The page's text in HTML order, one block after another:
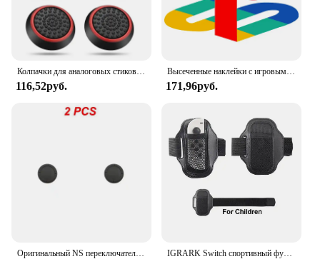
Колпачки для аналоговых стиков PS5, PS4, PS3, XBOX, 4/10 шт.
116,52руб.
Высеченные наклейки с игровым логотипом, автономные наклейки для геймпада, наклейки для игровых автоматов, виниловые наклейки из ПВХ для игровой станции
171,96руб.
Оригинальный NS переключатель клавишная крышка Замена Ремонт силиконовый защитный рукав ручка контроллер аналоговая Крышка для Nintendo Switch IGRARK Switch спортивный футбольный/NS Ring Fit Adventure эластичный ремешок для ног для Nintendo Switch Oled контроллер Joycon игровые аксессуары